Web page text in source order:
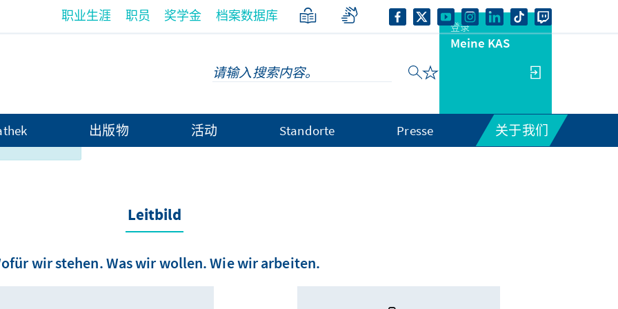
以中文语
职业生涯 职员 奖学金 档案数据库
登录
Meine KAS
出版物 活动 Standorte Presse 关于我们
Leitbild
wir stehen. Was wir wollen. Wie wir arbeiten.